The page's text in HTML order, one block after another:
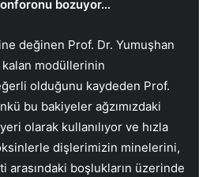
bozuyor…
değinen Prof. Dr. Yumuşhan
modüllerinin
olduğunu kaydeden Prof.
bu bakiyeler ağzımızdaki
olarak kullanılıyor ve hızla
dişlerimizin minelerini,
boşlukların üzerinde